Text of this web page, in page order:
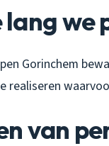
lang we
Gorinchem
realiseren
van